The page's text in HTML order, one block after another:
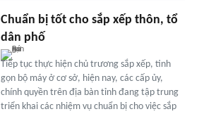
Chuẩn bị tốt cho sắp xếp thôn, tổ
dân phố
Tiếp tục thực hiện chủ trương sắp xếp, tinh
gọn bộ máy ở cơ sở, hiện nay, các cấp ủy,
chính quyền trên địa bàn tỉnh đang tập trung
triển khai các nhiệm vụ chuẩn bị cho việc sắp